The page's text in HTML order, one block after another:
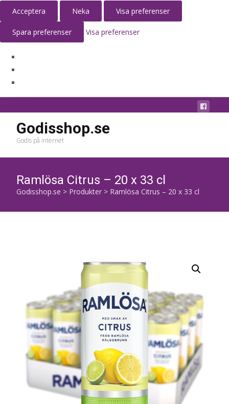
Acceptera Neka Visa preferenser
Spara preferenser Visa preferenser
Godisshop.se
Godis på internet
Ramlösa Citrus – 20 x 33 cl
Godisshop.se > Produkter > Ramlösa Citrus – 20 x 33 cl